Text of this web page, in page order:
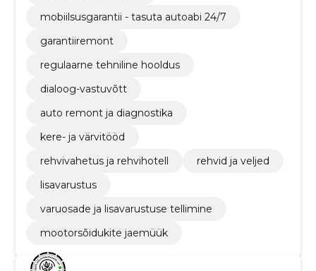
mobiilsusgarantii - tasuta autoabi 24/7
garantiiremont
regulaarne tehniline hooldus
dialoog-vastuvõtt
auto remont ja diagnostika
kere- ja värvitööd
rehvivahetus ja rehvihotell
rehvid ja veljed
lisavarustus
varuosade ja lisavarustuse tellimine
mootorsõidukite jaemüük